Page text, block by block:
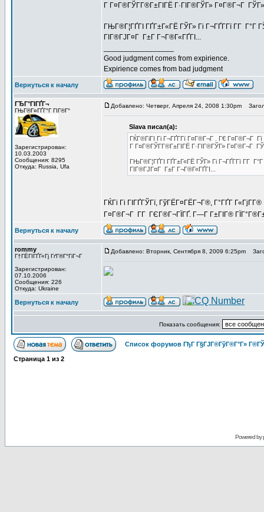
Г Г¤Г®ГЎГ­Г®Г±ГІГЁ Г·ГІГ®ГЎГ» Г¤Г®Г¬Г
ГЊГ®Г¦ГҐГІ ГҐГ±Г«ГЁ ГЎГ» Гі Г¬ГҐГ­Гї Г­Г
ГІГ®ГЈГ¤Г Г±Г Г¬Г®Г«ГҐГІ...
Good judgment comes from expirience.
Expirience comes from bad judgment
Вернуться к началу
ГЂГ°ГІГҐГ¬
ГЊГ®Г¤ГҐГ°Г ГІГ®Г°
Зарегистрирован:
10.03.2003
Сообщения: 8295
Откуда: Russia, Ufa
Добавлено: Четверг, Апреля 24, 2008 1:30pm
Slava писал(а):
ГЌГ®ГіГІ Гі Г¬ГҐГ­Гї Г¤Г®Г¬Г . Г€ Г¤Г®Г¬Г
Г Г¤Г®ГЎГ­Г®Г±ГІГЁ Г·ГІГ®ГЎГ» Г¤Г®Г¬Г
ГЊГ®Г¦ГҐГІ ГҐГ±Г«ГЁ ГЎГ» Гі Г¬ГҐГ­Гї Г­Г
ГІГ®ГЈГ¤Г Г±Г Г¬Г®Г«ГҐГІ...
ГЌГі Гі ГІГҐГЎГї, ГўГЁГ¤ГЁГ¬Г®, Г°ГҐГ
Г¤Г®Г¬Г Г­Г ГЄГ®Г¬ГЇГҐ. Г—Г Г±ГІГ®
Вернуться к началу
rommy
Г†ГЁГІГҐГ«Гј ГґГ®Г°ГіГ¬Г
Зарегистрирован:
07.10.2006
Сообщения: 226
Откуда: Ukraine
Добавлено: Вторник, Сентября 8, 2009 6:25pm
Вернуться к началу
Показать сообщения:
Список форумов ГђГ Г§ГЈГ®ГўГ®Г°Г»
Страница 1 из 2
Powered by